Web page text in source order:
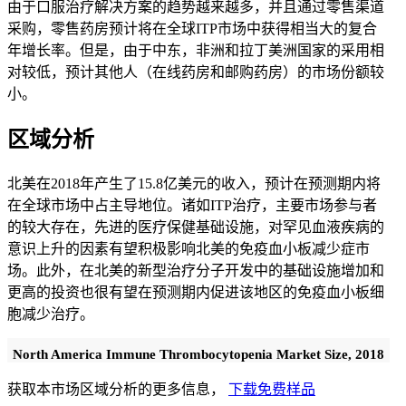
由于口服治疗解决方案的趋势越来越多，并且通过零售渠道
采购，零售药房预计将在全球ITP市场中获得相当大的复合
年增长率。但是，由于中东，非洲和拉丁美洲国家的采用相
对较低，预计其他人（在线药房和邮购药房）的市场份额较
小。
区域分析
北美在2018年产生了15.8亿美元的收入，预计在预测期内将
在全球市场中占主导地位。诸如ITP治疗，主要市场参与者
的较大存在，先进的医疗保健基础设施，对罕见血液疾病的
意识上升的因素有望积极影响北美的免疫血小板减少症市
场。此外，在北美的新型治疗分子开发中的基础设施增加和
更高的投资也很有望在预测期内促进该地区的免疫血小板细
胞减少治疗。
North America Immune Thrombocytopenia Market Size, 2018
获取本市场区域分析的更多信息， 下载免费样品